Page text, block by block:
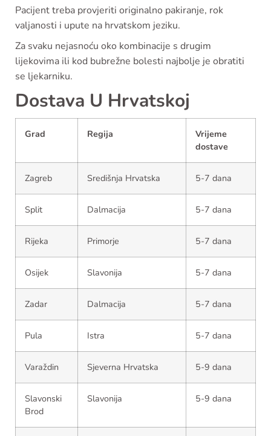
Pacijent treba provjeriti originalno pakiranje, rok
valjanosti i upute na hrvatskom jeziku.
Za svaku nejasnoću oko kombinacije s drugim
lijekovima ili kod bubrežne bolesti najbolje je obratiti
se ljekarniku.
Dostava U Hrvatskoj
Grad Regija
Vrijeme
dostave
Zagreb Središnja Hrvatska 5-7 dana
Split Dalmacija 5-7 dana
Rijeka Primorje 5-7 dana
Osijek Slavonija 5-7 dana
Zadar Dalmacija 5-7 dana
Pula Istra 5-7 dana
Varaždin Sjeverna Hrvatska 5-9 dana
Slavonski
Brod
Slavonija 5-9 dana